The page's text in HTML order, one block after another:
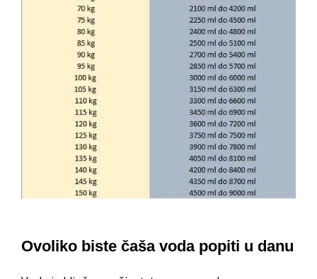
Ovoliko biste čaša voda popiti u danu